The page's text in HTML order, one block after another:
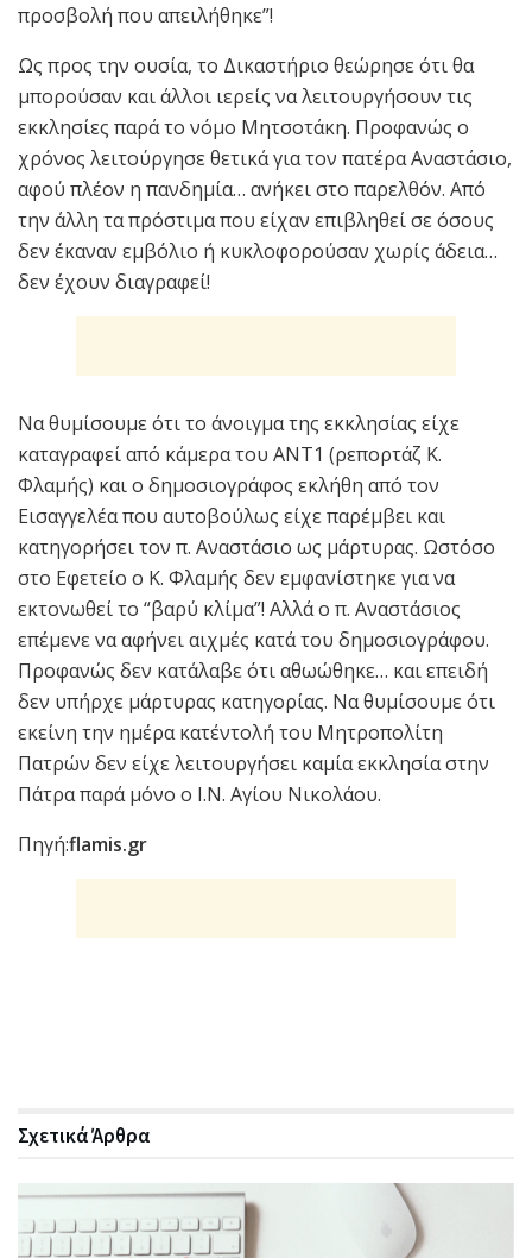
προσβολή που απειλήθηκε”!
Ως προς την ουσία, το Δικαστήριο θεώρησε ότι θα
μπορούσαν και άλλοι ιερείς να λειτουργήσουν τις
εκκλησίες παρά το νόμο Μητσοτάκη. Προφανώς ο
χρόνος λειτούργησε θετικά για τον πατέρα Αναστάσιο,
αφού πλέον η πανδημία… ανήκει στο παρελθόν. Από
την άλλη τα πρόστιμα που είχαν επιβληθεί σε όσους
δεν έκαναν εμβόλιο ή κυκλοφορούσαν χωρίς άδεια…
δεν έχουν διαγραφεί!
Να θυμίσουμε ότι το άνοιγμα της εκκλησίας είχε
καταγραφεί από κάμερα του ΑΝΤ1 (ρεπορτάζ Κ.
Φλαμής) και ο δημοσιογράφος εκλήθη από τον
Εισαγγελέα που αυτοβούλως είχε παρέμβει και
κατηγορήσει τον π. Αναστάσιο ως μάρτυρας. Ωστόσο
στο Εφετείο ο Κ. Φλαμής δεν εμφανίστηκε για να
εκτονωθεί το “βαρύ κλίμα”! Αλλά ο π. Αναστάσιος
επέμενε να αφήνει αιχμές κατά του δημοσιογράφου.
Προφανώς δεν κατάλαβε ότι αθωώθηκε… και επειδή
δεν υπήρχε μάρτυρας κατηγορίας. Να θυμίσουμε ότι
εκείνη την ημέρα κατ΄εντολή του Μητροπολίτη
Πατρών δεν είχε λειτουργήσει καμία εκκλησία στην
Πάτρα παρά μόνο ο Ι.Ν. Αγίου Νικολάου.
Πηγή:flamis.gr
ΣχετικάΆρθρα